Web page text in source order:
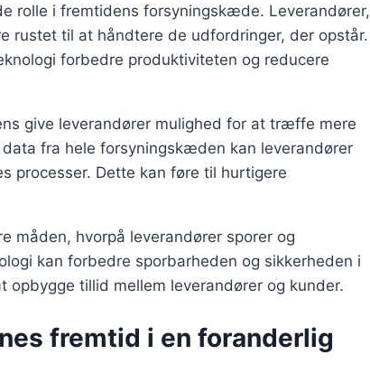
rolle i fremtidens forsyningskæde. Leverandører,
rustet til at håndtere de udfordringer, der opstår.
forbedre produktiviteten og reducere
give leverandører mulighed for at træffe mere
fra hele forsyningskæden kan leverandører
processer. Dette kan føre til hurtigere
måden, hvorpå leverandører sporer og
kan forbedre sporbarheden og sikkerheden i
tillid mellem leverandører og kunder.
fremtid i en foranderlig